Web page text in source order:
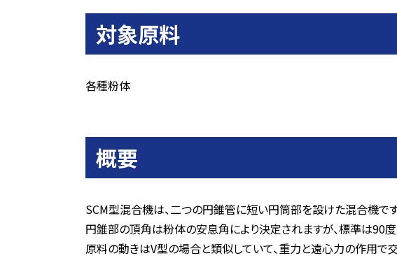
対象原料
各種粉体
概要
SCM型混合機は、二つの円錐管に短い円筒部を設けた混合機です
円錐部の頂角は粉体の安息角により決定されますが、標準は90度
原料の動きはV型の場合と類似していて、重力と遠心力の作用で